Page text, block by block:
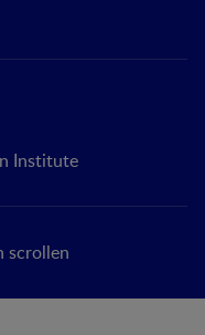
Institute
scrollen